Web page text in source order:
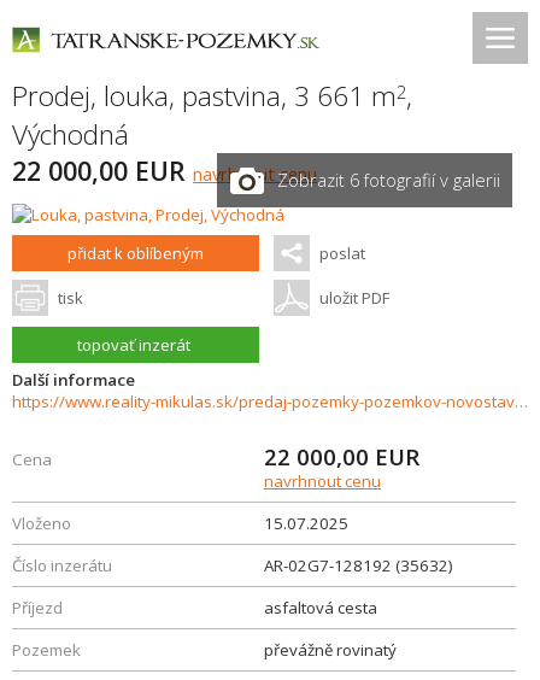
Prodej, louka, pastvina, 3 661 m2,
Východná
22 000,00 EUR navrhnout cenuZobrazit 6 fotografií v galerii
přidat k oblíbeným poslat
tisk uložit PDF
topovať inzerát
Další informace
https://www.reality-mikulas.sk/predaj-pozemky-pozemkov-novostavby/Pozemok-na-predaj-lokalita-Vychodna-35632/?utm_source=areality&utm_medium=xml&utm_term=35632&utm_content=chalupa&utm_campaign=portaly
Cena 22 000,00 EUR
navrhnout cenu
Vloženo
15.07.2025
Číslo inzerátu
AR-02G7-128192 (35632)
Příjezd
asfaltová cesta
Pozemek
převážně rovinatý